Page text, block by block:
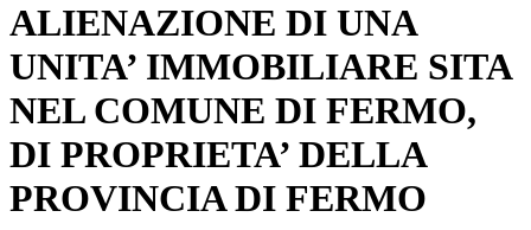
ALIENAZIONE DI UNA
UNITA’ IMMOBILIARE SITA
NEL COMUNE DI FERMO,
DI PROPRIETA’ DELLA
PROVINCIA DI FERMO